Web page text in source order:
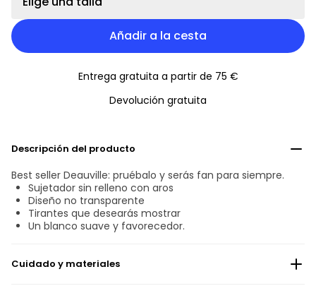
Añadir a la cesta
Entrega gratuita a partir de 75 €
Devolución gratuita
Descripción del producto
Best seller Deauville: pruébalo y serás fan para siempre.
Sujetador sin relleno con aros
Diseño no transparente
Tirantes que desearás mostrar
Un blanco suave y favorecedor.
Cuidado y materiales